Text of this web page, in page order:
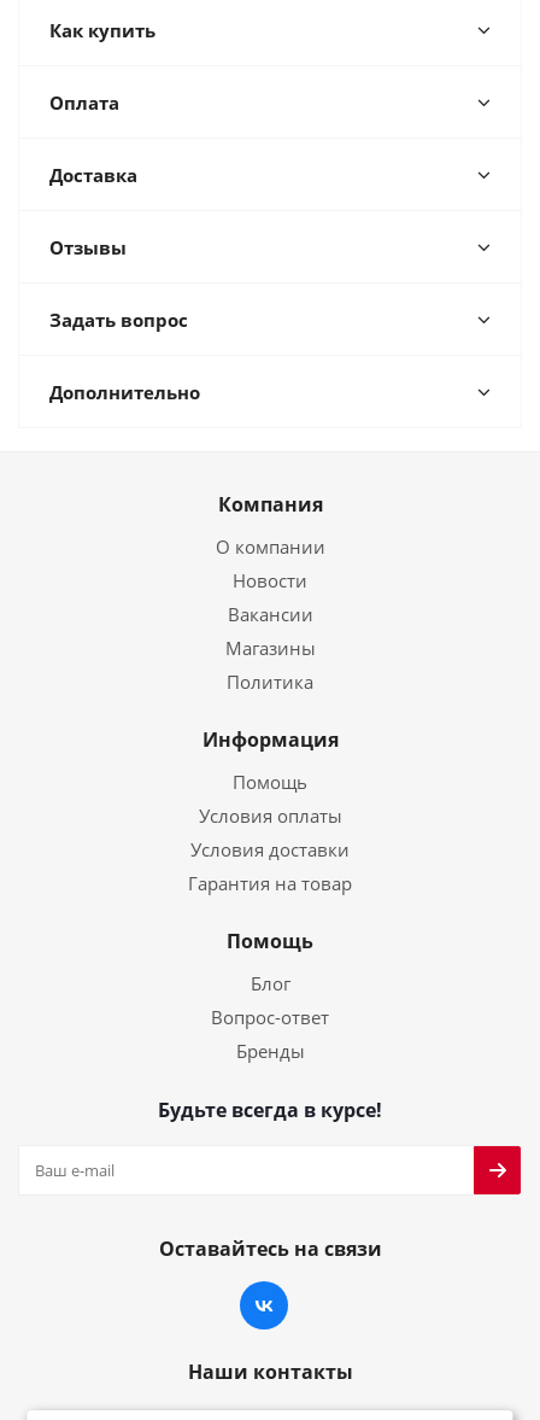
Как купить
Оплата
Доставка
Отзывы
Задать вопрос
Дополнительно
Компания
О компании
Новости
Вакансии
Магазины
Политика
Информация
Помощь
Условия оплаты
Условия доставки
Гарантия на товар
Помощь
Блог
Вопрос-ответ
Бренды
Будьте всегда в курсе!
Оставайтесь на связи
Наши контакты